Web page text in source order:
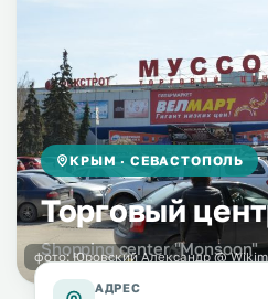
КРЫМ · СЕВАСТОПОЛЬ
Торговый
Shopping center "Monsoon"
фото:Юровский Александр@
АДРЕС